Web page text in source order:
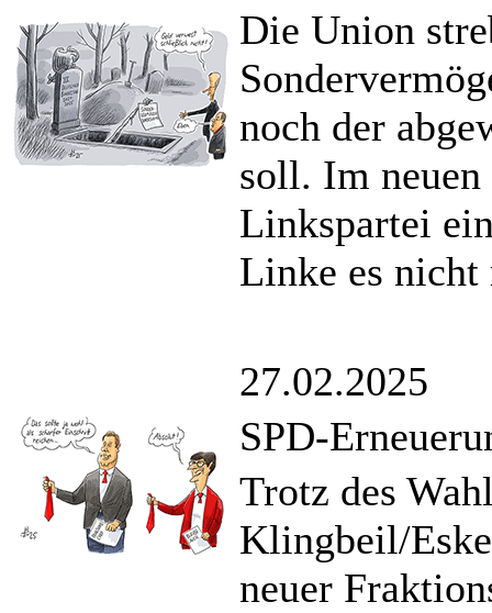
Die Union
noch der
soll. Im
Linkspartei
Linke es
27.02.2025
SPD-
Trotz des
Klingbeil/
neuer